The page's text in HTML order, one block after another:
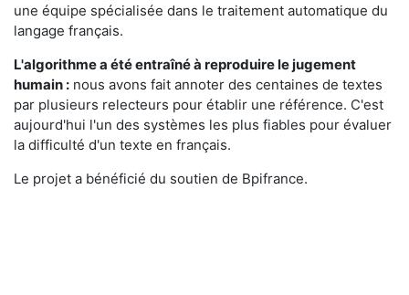
une équipe spécialisée dans le traitement automatique du
langage français.
L'algorithme a été entraîné à reproduire le jugement
humain : nous avons fait annoter des centaines de textes
par plusieurs relecteurs pour établir une référence. C'est
aujourd'hui l'un des systèmes les plus fiables pour évaluer
la difficulté d'un texte en français.
Le projet a bénéficié du soutien de Bpifrance.